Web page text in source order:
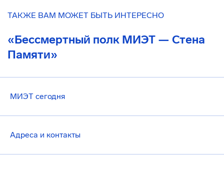
ТАКЖЕ ВАМ МОЖЕТ БЫТЬ ИНТЕРЕСНО
«Бессмертный полк МИЭТ — Стена
Памяти»
МИЭТ сегодня
Адреса и контакты